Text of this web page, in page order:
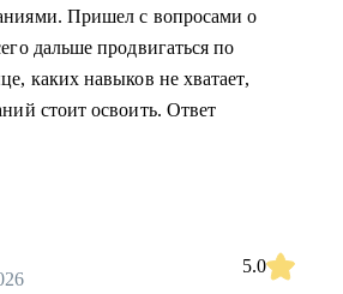
Пришел с вопросами о
дальше продвигаться по
каких навыков не хватает,
стоит освоить. Ответ
5.0